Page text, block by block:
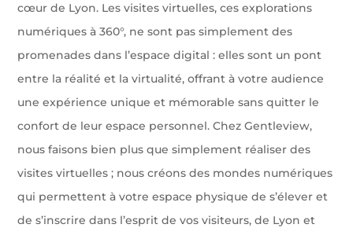
cœur de Lyon. Les visites virtuelles, ces explorations
numériques à 360°, ne sont pas simplement des
promenades dans l’espace digital : elles sont un pont
entre la réalité et la virtualité, offrant à votre audience
une expérience unique et mémorable sans quitter le
confort de leur espace personnel. Chez Gentleview,
nous faisons bien plus que simplement réaliser des
visites virtuelles ; nous créons des mondes numériques
qui permettent à votre espace physique de s’élever et
de s’inscrire dans l’esprit de vos visiteurs, de Lyon et